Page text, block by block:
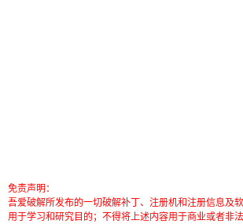
免责声明：
吾爱破解所发布的一切破解补丁、注册机和注册信息及
用于学习和研究目的；不得将上述内容用于商业或者非